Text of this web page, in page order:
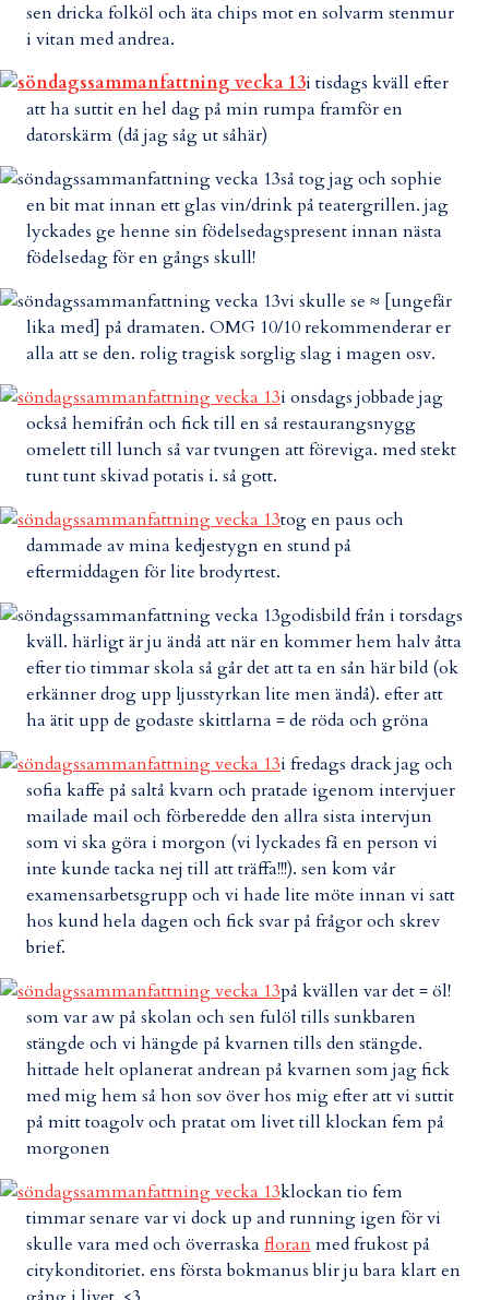
sen dricka folköl och äta chips mot en solvarm stenmur
i vitan med andrea.
i tisdags kväll efter
att ha suttit en hel dag på min rumpa framför en
datorskärm (då jag såg ut såhär)
så tog jag och sophie
en bit mat innan ett glas vin/drink på teatergrillen. jag
lyckades ge henne sin födelsedagspresent innan nästa
födelsedag för en gångs skull!
vi skulle se ≈ [ungefär
lika med] på dramaten. OMG 10/10 rekommenderar er
alla att se den. rolig tragisk sorglig slag i magen osv.
i onsdags jobbade jag
också hemifrån och fick till en så restaurangsnygg
omelett till lunch så var tvungen att föreviga. med stekt
tunt tunt skivad potatis i. så gott.
tog en paus och
dammade av mina kedjestygn en stund på
eftermiddagen för lite brodyrtest.
godisbild från i torsdags
kväll. härligt är ju ändå att när en kommer hem halv åtta
efter tio timmar skola så går det att ta en sån här bild (ok
erkänner drog upp ljusstyrkan lite men ändå). efter att
ha ätit upp de godaste skittlarna = de röda och gröna
i fredags drack jag och
sofia kaffe på saltå kvarn och pratade igenom intervjuer
mailade mail och förberedde den allra sista intervjun
som vi ska göra i morgon (vi lyckades få en person vi
inte kunde tacka nej till att träffa!!!). sen kom vår
examensarbetsgrupp och vi hade lite möte innan vi satt
hos kund hela dagen och fick svar på frågor och skrev
brief.
på kvällen var det = öl!
som var aw på skolan och sen fulöl tills sunkbaren
stängde och vi hängde på kvarnen tills den stängde.
hittade helt oplanerat andrean på kvarnen som jag fick
med mig hem så hon sov över hos mig efter att vi suttit
på mitt toagolv och pratat om livet till klockan fem på
morgonen
klockan tio fem
timmar senare var vi dock up and running igen för vi
skulle vara med och överraska floranmed frukost på
citykonditoriet. ens första bokmanus blir ju bara klart en